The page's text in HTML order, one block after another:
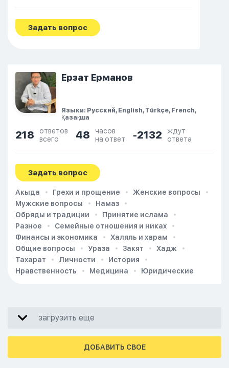
Задать вопрос
Ерзат Ерманов
Языки: Русский, English, Türkçe, French,
Қазақша
218
ответов
всего
48
часов
на ответ
-2132
ждут
ответа
Задать вопрос
Акыда Грехи и прощение
Женские вопросы
Мужские вопросы
Намаз
Обряды и традиции
Принятие ислама
Разное
Семейные отношения и никах
Финансы и экономика
Халяль и харам
Общие вопросы
Ураза Закят
Хадж
Тахарат
Личности
История
Нравственность
Медицина Юридические
загрузить еще
ДОБАВИТЬ СВОЕ